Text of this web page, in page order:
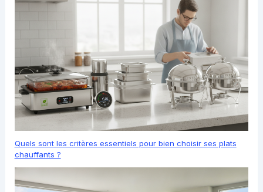
Quels sont les critères essentiels pour bien choisir ses plats
chauffants ?